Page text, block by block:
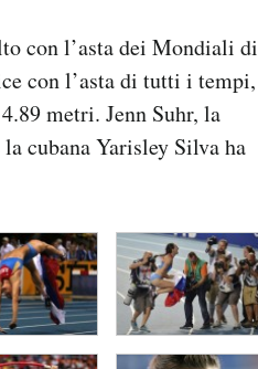
con l’asta dei Mondiali di
con l’asta di tutti i tempi,
metri. Jenn Suhr, la
cubana Yarisley Silva ha